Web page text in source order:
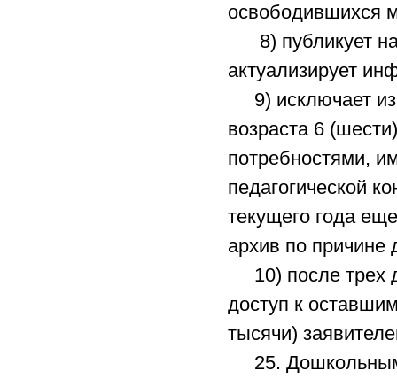
освободившихся
8) публикует на
актуализирует
9) исключает из
возраста 6
потребностями,
педагогической
текущего года
архив по причине
10) после трех
доступ к
тысячи)
25. Дошкольным